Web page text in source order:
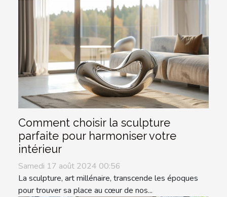
Comment choisir la sculpture
parfaite pour harmoniser votre
intérieur
Samedi 17 août 2024 00:56
La sculpture, art millénaire, transcende les époques
pour trouver sa place au cœur de nos...